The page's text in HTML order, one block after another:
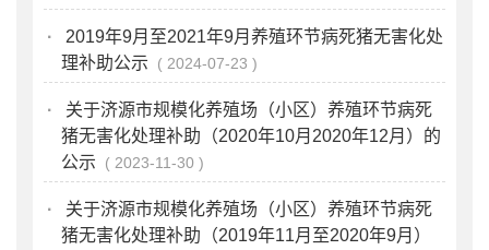
·
2019年9月至2021年9月养殖环节病死猪无害化处
理补助公示
2024-07-23
·
关于济源市规模化养殖场（小区）养殖环节病死
猪无害化处理补助（2020年10月2020年12月）的
公示
2023-11-30
·
关于济源市规模化养殖场（小区）养殖环节病死
猪无害化处理补助（2019年11月至2020年9月）